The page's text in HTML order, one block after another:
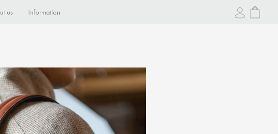
us Information